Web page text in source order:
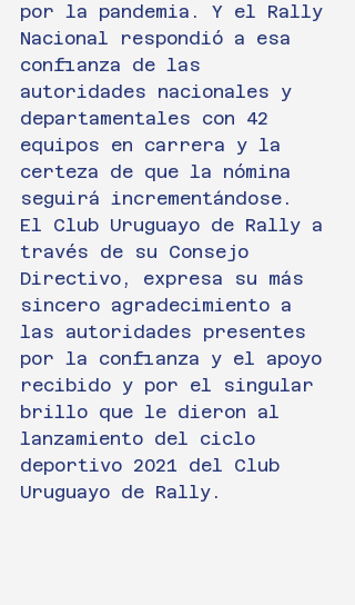
por la pandemia. Y el Rally
Nacional respondió a esa
confianza de las
autoridades nacionales y
departamentales con 42
equipos en carrera y la
certeza de que la nómina
seguirá incrementándose.
El Club Uruguayo de Rally a
través de su Consejo
Directivo, expresa su más
sincero agradecimiento a
las autoridades presentes
por la confianza y el apoyo
recibido y por el singular
brillo que le dieron al
lanzamiento del ciclo
deportivo 2021 del Club
Uruguayo de Rally.